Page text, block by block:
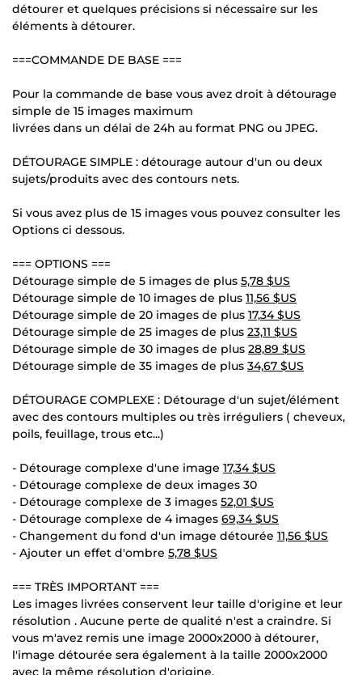
détourer et quelques précisions si nécessaire sur les
éléments à détourer.
===COMMANDE DE BASE ===
Pour la commande de base vous avez droit à détourage
simple de 15 images maximum
livrées dans un délai de 24h au format PNG ou JPEG.
DÉTOURAGE SIMPLE : détourage autour d'un ou deux
sujets/produits avec des contours nets.
Si vous avez plus de 15 images vous pouvez consulter les
Options ci dessous.
=== OPTIONS ===
Détourage simple de 5 images de plus 5,78 $US
Détourage simple de 10 images de plus 11,56 $US
Détourage simple de 20 images de plus 17,34 $US
Détourage simple de 25 images de plus 23,11 $US
Détourage simple de 30 images de plus 28,89 $US
Détourage simple de 35 images de plus 34,67 $US
DÉTOURAGE COMPLEXE : Détourage d'un sujet/élément
avec des contours multiples ou très irréguliers ( cheveux,
poils, feuillage, trous etc...)
- Détourage complexe d'une image 17,34 $US
- Détourage complexe de deux images 30
- Détourage complexe de 3 images 52,01 $US
- Détourage complexe de 4 images 69,34 $US
- Changement du fond d'un image détourée 11,56 $US
- Ajouter un effet d'ombre 5,78 $US
=== TRÈS IMPORTANT ===
Les images livrées conservent leur taille d'origine et leur
résolution . Aucune perte de qualité n'est a craindre. Si
vous m'avez remis une image 2000x2000 à détourer,
l'image détourée sera également à la taille 2000x2000
avec la même résolution d'origine.